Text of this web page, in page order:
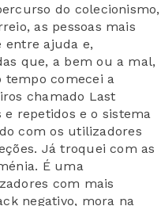
do colecionismo,
as pessoas mais
entre ajuda e,
que, a bem ou a mal,
tempo comecei a
chamado Last
repetidos e o sistema
com os utilizadores
Já troquei com as
É uma
com mais
negativo, mora na